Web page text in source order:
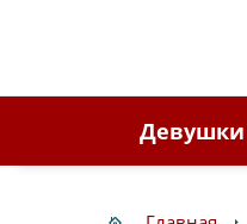
Девушки